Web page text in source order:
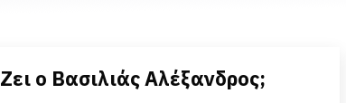
Ζει ο Βασιλιάς Αλέξανδρος;